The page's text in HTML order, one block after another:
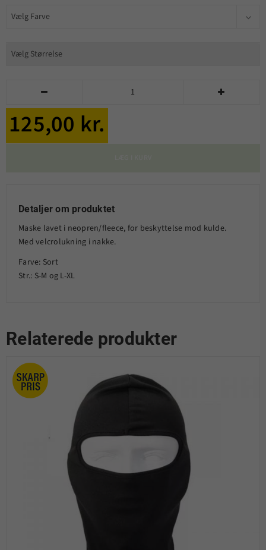
 
125,00 kr.
Detaljer om produktet
Maske lavet i neopren/fleece, for beskyttelse mod kulde.
Med velcrolukning i nakke.
Farve: Sort
Str.: S-M og L-XL
Relaterede produkter